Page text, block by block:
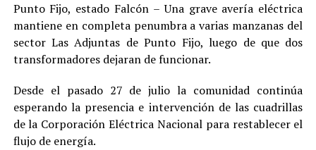
Punto Fijo, estado Falcón – Una grave avería eléctrica
mantiene en completa penumbra a varias manzanas del
sector Las Adjuntas de Punto Fijo, luego de que dos
transformadores dejaran de funcionar.
Desde el pasado 27 de julio la comunidad continúa
esperando la presencia e intervención de las cuadrillas
de la Corporación Eléctrica Nacional para restablecer el
flujo de energía.